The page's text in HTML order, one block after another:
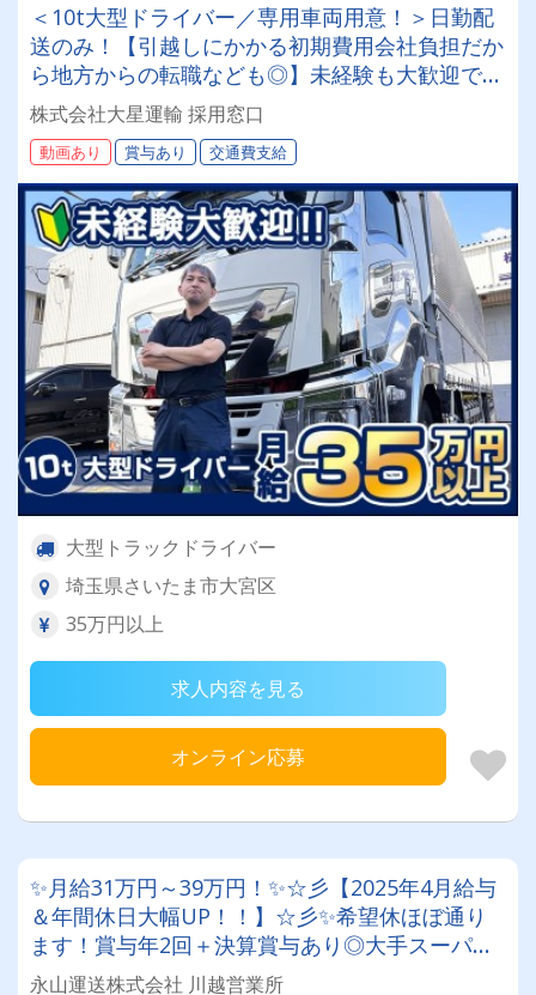
＜10t大型ドライバー／専用車両用意！＞日勤配
送のみ！【引越しにかかる初期費用会社負担だか
ら地方からの転職なども◎】未経験も大歓迎です
◎20～50代が活躍中！女性ドライバーも現役で
活躍中！大手取引先が多数なので、長期安定して
働けます！
株式会社大星運輸 採用窓口
動画あり 賞与あり 交通費支給
大型トラックドライバー
埼玉県さいたま市大宮区
35万円以上
求人内容を見る
オンライン応募
✨月給31万円～39万円！✨☆彡【2025年4月給与
＆年間休日大幅UP！！】☆彡✨希望休ほぼ通り
ます！賞与年2回＋決算賞与あり◎大手スーパー
のお仕事で業績安定★
永山運送株式会社 川越営業所